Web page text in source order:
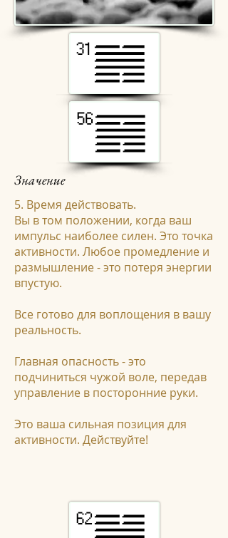
Значение
5. Время действовать.
Вы в том положении, когда ваш
импульс наиболее силен. Это точка
активности. Любое промедление и
размышление - это потеря энергии
впустую.
Все готово для воплощения в вашу
реальность.
Главная опасность - это
подчиниться чужой воле, передав
управление в посторонние руки.
Это ваша сильная позиция для
активности. Действуйте!